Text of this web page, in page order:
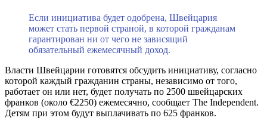
Если инициатива будет одобрена, Швейцария
может стать первой страной, в которой гражданам
гарантирован ни от чего не зависящий
обязательный ежемесячный доход.
Власти Швейцарии готовятся обсудить инициативу, согласно
которой каждый гражданин страны, независимо от того,
работает он или нет, будет получать по 2500 швейцарских
франков (около €2250) ежемесячно, сообщает The Independent.
Детям при этом будут выплачивать по 625 франков.